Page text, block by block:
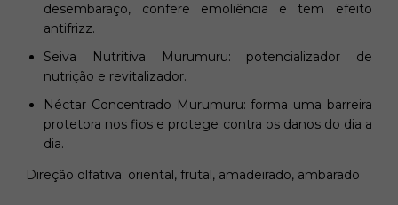
desembaraço, confere emoliência e tem efeito
antifrizz.
Seiva Nutritiva Murumuru: potencializador de
nutrição e revitalizador.
Néctar Concentrado Murumuru: forma uma barreira
protetora nos fios e protege contra os danos do dia a
dia.
Direção olfativa: oriental, frutal, amadeirado, ambarado